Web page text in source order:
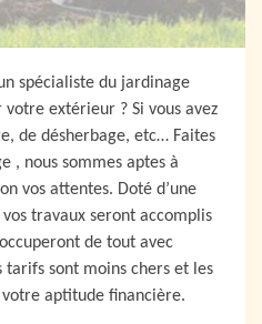
spécialiste du jardinage
extérieur ? Si vous avez
de désherbage, etc… Faites
, nous sommes aptes à
vos attentes. Doté d’une
travaux seront accomplis
de tout avec
sont moins chers et les
aptitude financière.